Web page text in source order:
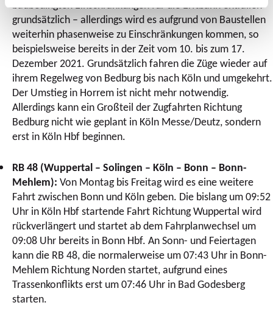
baubedingten Einschränkungen für die Erftbahn entfallen
grundsätzlich – allerdings wird es aufgrund von Baustellen
weiterhin phasenweise zu Einschränkungen kommen, so
beispielsweise bereits in der Zeit vom 10. bis zum 17.
Dezember 2021. Grundsätzlich fahren die Züge wieder auf
ihrem Regelweg von Bedburg bis nach Köln und umgekehrt.
Der Umstieg in Horrem ist nicht mehr notwendig.
Allerdings kann ein Großteil der Zugfahrten Richtung
Bedburg nicht wie geplant in Köln Messe/Deutz, sondern
erst in Köln Hbf beginnen.
RB 48 (Wuppertal – Solingen – Köln – Bonn – Bonn-
Mehlem): Von Montag bis Freitag wird es eine weitere
Fahrt zwischen Bonn und Köln geben. Die bislang um 09:52
Uhr in Köln Hbf startende Fahrt Richtung Wuppertal wird
rückverlängert und startet ab dem Fahrplanwechsel um
09:08 Uhr bereits in Bonn Hbf. An Sonn- und Feiertagen
kann die RB 48, die normalerweise um 07:43 Uhr in Bonn-
Mehlem Richtung Norden startet, aufgrund eines
Trassenkonflikts erst um 07:46 Uhr in Bad Godesberg
starten.